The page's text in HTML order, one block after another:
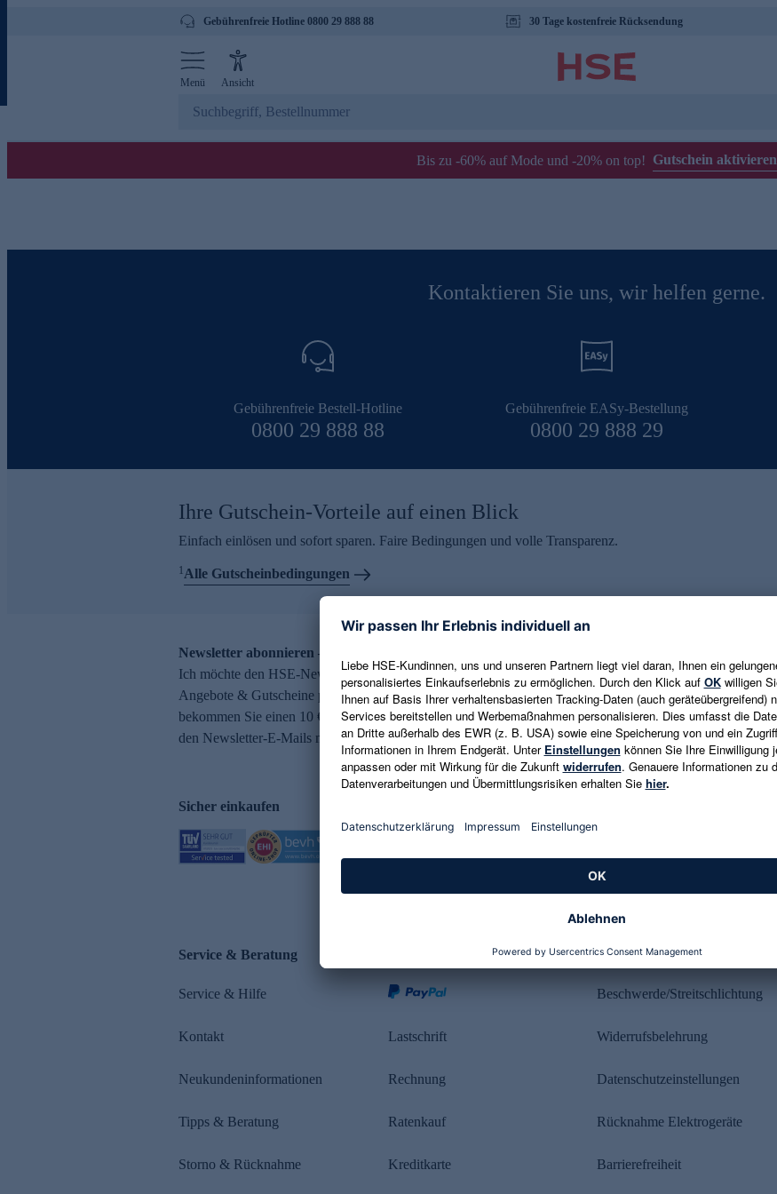
Gebührenfreie Hotline 0800 29 888 88 30 Tage kostenfreie Rücksendung
Menü Ansicht
Bis zu -60% auf Mode und -20% on top! Gutschein aktivieren
Kontaktieren Sie uns, wir helfen gerne.
Gebührenfreie Bestell-Hotline
0800 29 888 88
Gebührenfreie EASy-Bestellung
0800 29 888 29
Ihre Gutschein-Vorteile auf einen Blick
Einfach einlösen und sofort sparen. Faire Bedingungen und volle Transparenz.
1Alle Gutscheinbedingungen
Newsletter abonnieren – 10 € Gutschein erhalten
Ich möchte den HSE-Newsletter abonnieren und aktuelle Trends,
Angebote & Gutscheine per E-Mail erhalten. Als Dankeschön
bekommen Sie einen 10 € Gutschein. Eine Abmeldung ist jederzeit in
den Newsletter-E-Mails möglich.
E-Mail-Adresse eingeben
Es gelten die Datenschutzrichtlinien
Sicher einkaufen
Service & Beratung
Service & Hilfe
Kontakt
Neukundeninformationen
Tipps & Beratung
Storno & Rücknahme
Lastschrift
Rechnung
Ratenkauf
Kreditkarte
Rechtliches
Beschwerde/Streitschlichtung
Widerrufsbelehrung
Datenschutzeinstellungen
Rücknahme Elektrogeräte
Barrierefreiheit